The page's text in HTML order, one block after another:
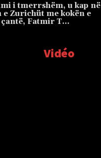
i tmerrshëm, u kap në
Zurichüt me kokën e
çantë, Fatmir T…
Vidéo